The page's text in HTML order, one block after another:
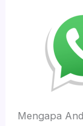
Mengapa